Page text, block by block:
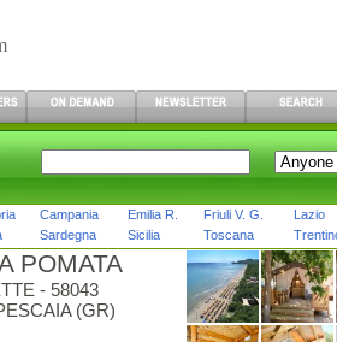
Campania Emilia R. Friuli V. G.
Lazio
Sardegna Sicilia Toscana
POMATA
- 58043
(GR)